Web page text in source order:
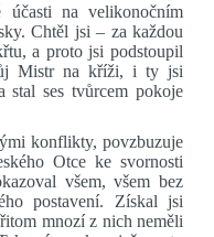
na velikonočním
Chtěl jsi – za každou
a proto jsi podstoupil
Mistr na kříži, i ty jsi
stal ses tvůrcem pokoje
konflikty, povzbuzuje
Otce ke svornosti
všem, všem bez
postavení. Získal jsi
mnozí z nich neměli